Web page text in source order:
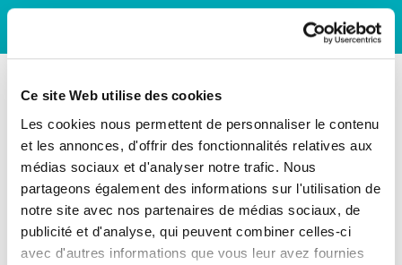
Ce site Web utilise des cookies
Les cookies nous permettent de personnaliser le contenu
et les annonces, d'offrir des fonctionnalités relatives aux
médias sociaux et d'analyser notre trafic. Nous
partageons également des informations sur l'utilisation de
notre site avec nos partenaires de médias sociaux, de
publicité et d'analyse, qui peuvent combiner celles-ci
avec d'autres informations que vous leur avez fournies